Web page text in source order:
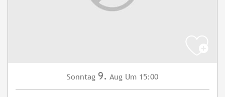
Sonntag 9. Aug Um 15:00